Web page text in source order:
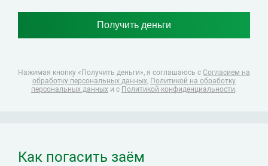
Нажимая кнопку «Получить деньги», я соглашаюсь с Согласием на
обработку персональных данных, Политикой на обработку
персональных данных и с Политикой конфиденциальности.
Как погасить заём